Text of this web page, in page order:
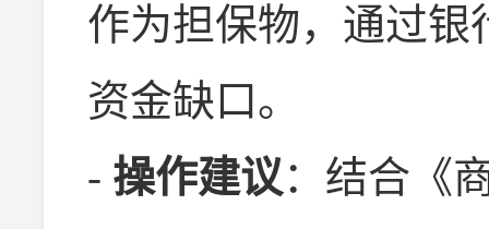
作为担保物，通过银
资金缺口。
- 操作建议：结合《